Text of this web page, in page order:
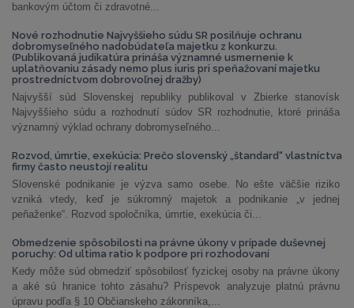
bankovým účtom či zdravotné...
Nové rozhodnutie Najvyššieho súdu SR posilňuje ochranu
dobromyseľného nadobúdateľa majetku z konkurzu.
(Publikovaná judikatúra prináša významné usmernenie k
uplatňovaniu zásady nemo plus iuris pri speňažovaní majetku
prostredníctvom dobrovoľnej dražby)
Najvyšší súd Slovenskej republiky publikoval v Zbierke stanovísk
Najvyššieho súdu a rozhodnutí súdov SR rozhodnutie, ktoré prináša
významný výklad ochrany dobromyseľného...
Rozvod, úmrtie, exekúcia: Prečo slovenský „štandard“ vlastníctva
firmy často neustojí realitu
Slovenské podnikanie je výzva samo osebe. No ešte väčšie riziko
vzniká vtedy, keď je súkromný majetok a podnikanie „v jednej
peňaženke“. Rozvod spoločníka, úmrtie, exekúcia či...
Obmedzenie spôsobilosti na právne úkony v prípade duševnej
poruchy: Od ultima ratio k podpore pri rozhodovaní
Kedy môže súd obmedziť spôsobilosť fyzickej osoby na právne úkony
a aké sú hranice tohto zásahu? Príspevok analyzuje platnú právnu
úpravu podľa § 10 Občianskeho zákonníka,...